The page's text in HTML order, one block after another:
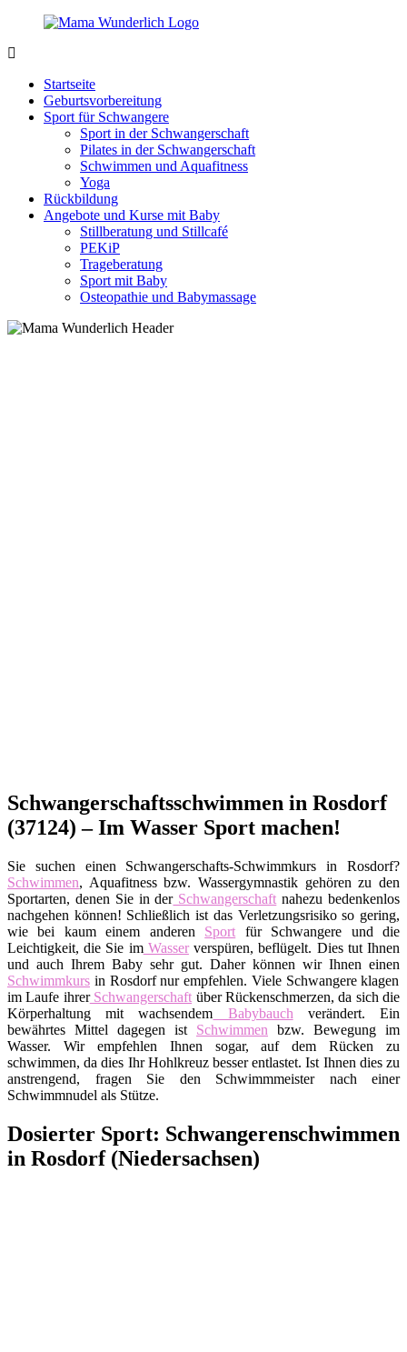
Zurück
Inhalt
sein
wunderbar!
Startseite
Geburtsvorbereitung
Sport für Schwangere
Sport in der Schwangerschaft
Pilates in der Schwangerschaft
Schwimmen und Aquafitness
Yoga
Rückbildung
Angebote und Kurse mit Baby
Stillberatung und Stillcafé
PEKiP
Trageberatung
Sport mit Baby
Osteopathie und Babymassage
Schwangerschaftsschwimmen in Rosdorf
(37124) – Im Wasser Sport machen!
Sie suchen einen Schwangerschafts-Schwimmkurs in Rosdorf?
Schwimmen, Aquafitness bzw. Wassergymnastik gehören zu den
Sportarten, denen Sie in derSchwangerschaft nahezu bedenkenlos
nachgehen können! Schließlich ist das Verletzungsrisiko so gering,
wie bei kaum einem anderen Sport für Schwangere und die
Leichtigkeit, die Sie imWasserverspüren, beflügelt. Dies tut Ihnen
und auch Ihrem Baby sehr gut. Daher können wir Ihnen einen
Schwimmkurs in Rosdorf nur empfehlen. Viele Schwangere klagen
im Laufe ihrerSchwangerschaft über Rückenschmerzen, da sich die
Körperhaltung mit wachsendem Babybauch verändert. Ein
bewährtes Mittel dagegen ist Schwimmen bzw. Bewegung im
Wasser. Wir empfehlen Ihnen sogar, auf dem Rücken zu
schwimmen, da dies Ihr Hohlkreuz besser entlastet. Ist Ihnen dies zu
anstrengend, fragen Sie den Schwimmmeister nach einer
Schwimmnudel als Stütze.
Dosierter Sport: Schwangerenschwimmen
in Rosdorf (Niedersachsen)